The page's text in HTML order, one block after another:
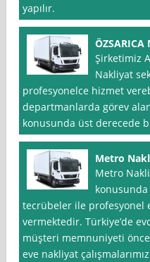
yapılır.
ÖZSARICA
Şirketimiz
Nakliyat
profesyonelce hizmet
departmanlarda görev
konusunda üst derecede
Metro
Metro
konusunda
tecrübeler ile profesyonel
vermektedir. Türkiye’de
müşteri memnuniyeti
eve nakliyat